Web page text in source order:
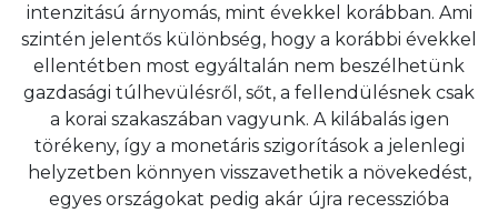
intenzitású árnyomás, mint évekkel korábban. Ami
szintén jelentős különbség, hogy a korábbi évekkel
ellentétben most egyáltalán nem beszélhetünk
gazdasági túlhevülésről, sőt, a fellendülésnek csak
a korai szakaszában vagyunk. A kilábalás igen
törékeny, így a monetáris szigorítások a jelenlegi
helyzetben könnyen visszavethetik a növekedést,
egyes országokat pedig akár újra recesszióba